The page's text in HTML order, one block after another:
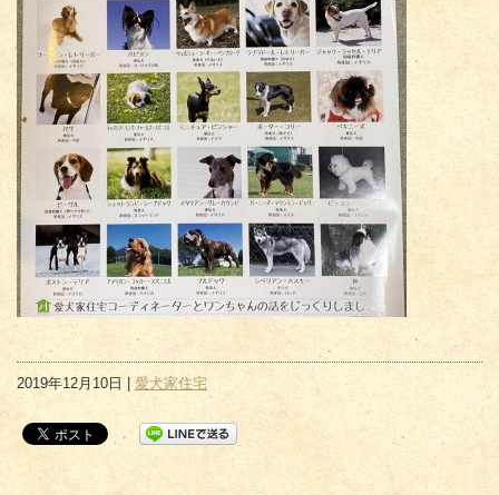
2019年12月10日 | 愛犬家住宅